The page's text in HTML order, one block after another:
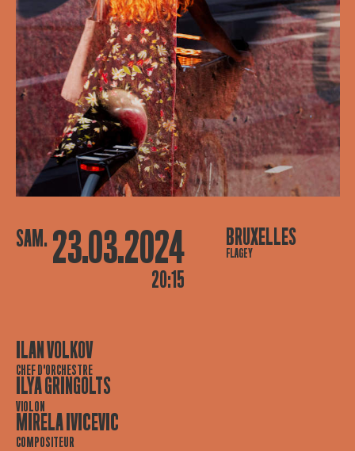
SAM. 23.03.2024
20:15
BRUXELLES
FLAGEY
ILAN VOLKOV
CHEF D'ORCHESTRE
ILYA GRINGOLTS
VIOLON
MIRELA IVICEVIC
COMPOSITEUR